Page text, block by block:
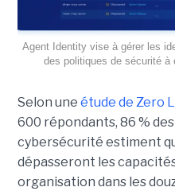
Agent Identity vise à gérer les
des politiques de sécurité à
Selon une étude de Zero
600 répondants, 86 %
cybersécurité estiment
dépasseront les
organisation dans les